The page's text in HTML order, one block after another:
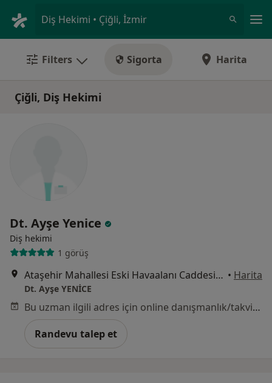
Diş Hekimi • Çiğli, İzmir
Filters Sigorta Harita
Çiğli, Diş Hekimi
Dt. Ayşe Yenice
Diş hekimi
1 görüş
Ataşehir Mahallesi Eski Havaalanı Caddesi No:65/1B Çiğli İZMİR, İzmir • Harita
Dt. Ayşe YENİCE
Bu uzman ilgili adres için online danışmanlık/takvim sunmuyor.
Randevu talep et